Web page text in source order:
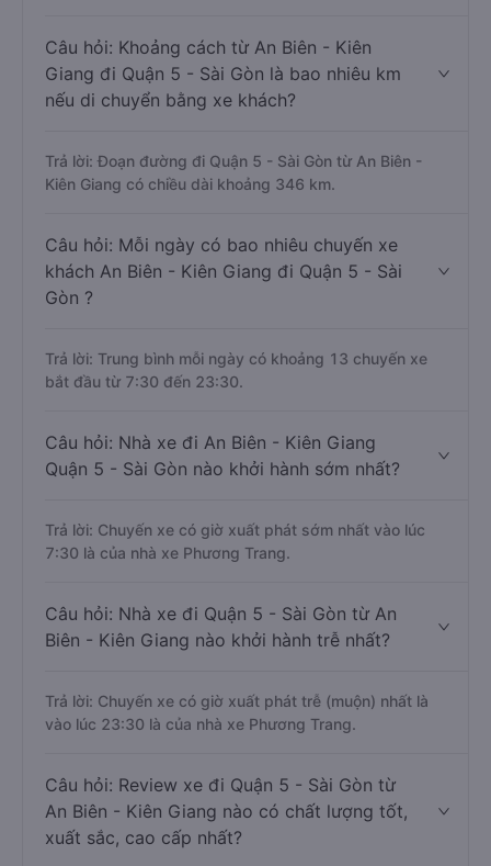
Câu hỏi: Khoảng cách từ An Biên - Kiên
Giang đi Quận 5 - Sài Gòn là bao nhiêu km
nếu di chuyển bằng xe khách?
Trả lời: Đoạn đường đi Quận 5 - Sài Gòn từ An Biên -
Kiên Giang có chiều dài khoảng 346 km.
Câu hỏi: Mỗi ngày có bao nhiêu chuyến xe
khách An Biên - Kiên Giang đi Quận 5 - Sài
Gòn ?
Trả lời: Trung bình mỗi ngày có khoảng 13 chuyến xe
bắt đầu từ 7:30 đến 23:30.
Câu hỏi: Nhà xe đi An Biên - Kiên Giang
Quận 5 - Sài Gòn nào khởi hành sớm nhất?
Trả lời: Chuyến xe có giờ xuất phát sớm nhất vào lúc
7:30 là của nhà xe Phương Trang.
Câu hỏi: Nhà xe đi Quận 5 - Sài Gòn từ An
Biên - Kiên Giang nào khởi hành trễ nhất?
Trả lời: Chuyến xe có giờ xuất phát trễ (muộn) nhất là
vào lúc 23:30 là của nhà xe Phương Trang.
Câu hỏi: Review xe đi Quận 5 - Sài Gòn từ
An Biên - Kiên Giang nào có chất lượng tốt,
xuất sắc, cao cấp nhất?